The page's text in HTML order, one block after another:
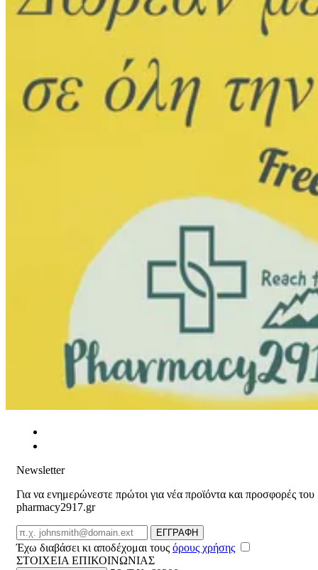
Newsletter
Για να ενημερώνεστε πρώτοι για νέα προϊόντα και προσφορές του
pharmacy2917.gr
Email
ΕΓΓΡΑΦΗ
Έχω διαβάσει κι αποδέχομαι τους όρους χρήσης
ΣΤΟΙΧΕΙΑ ΕΠΙΚΟΙΝΩΝΙΑΣ